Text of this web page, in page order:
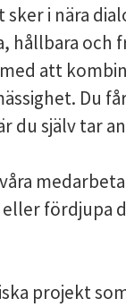
i nära
och
att
Du
du själv tar
fördjupa
projekt